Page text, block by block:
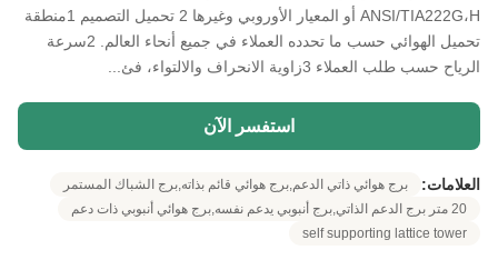
ANSI/TIA222G،H أو المعيار الأوروبي وغيرها 2 تحميل التصميم 1منطقة
تحميل الهوائي حسب ما تحدده العملاء في جميع أنحاء العالم. 2سرعة
الرياح حسب طلب العملاء 3زاوية الانحراف والالتواء، فئ...
استفسر الآن
العلامات:
برج هوائي ذاتي الدعم,برج هوائي قائم بذاته,برج الشباك المستمر
20 متر برج الدعم الذاتي,برج أنبوبي يدعم نفسه,برج هوائي أنبوبي ذات دعم
self supporting lattice tower